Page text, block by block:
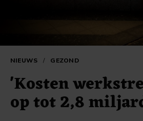
NIEUWS / GEZOND
'Kosten
op tot 2,8